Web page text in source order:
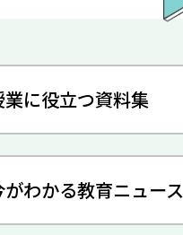
業に役立つ資料集
がわかる教育ニュース